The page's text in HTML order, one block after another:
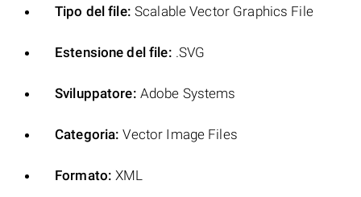
Tipo del file: Scalable Vector Graphics File
Estensione del file: .SVG
Sviluppatore: Adobe Systems
Categoria: Vector Image Files
Formato: XML